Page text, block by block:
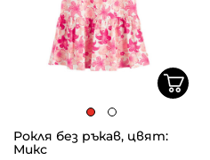
Рокля без ръкав, цвят:
Микс